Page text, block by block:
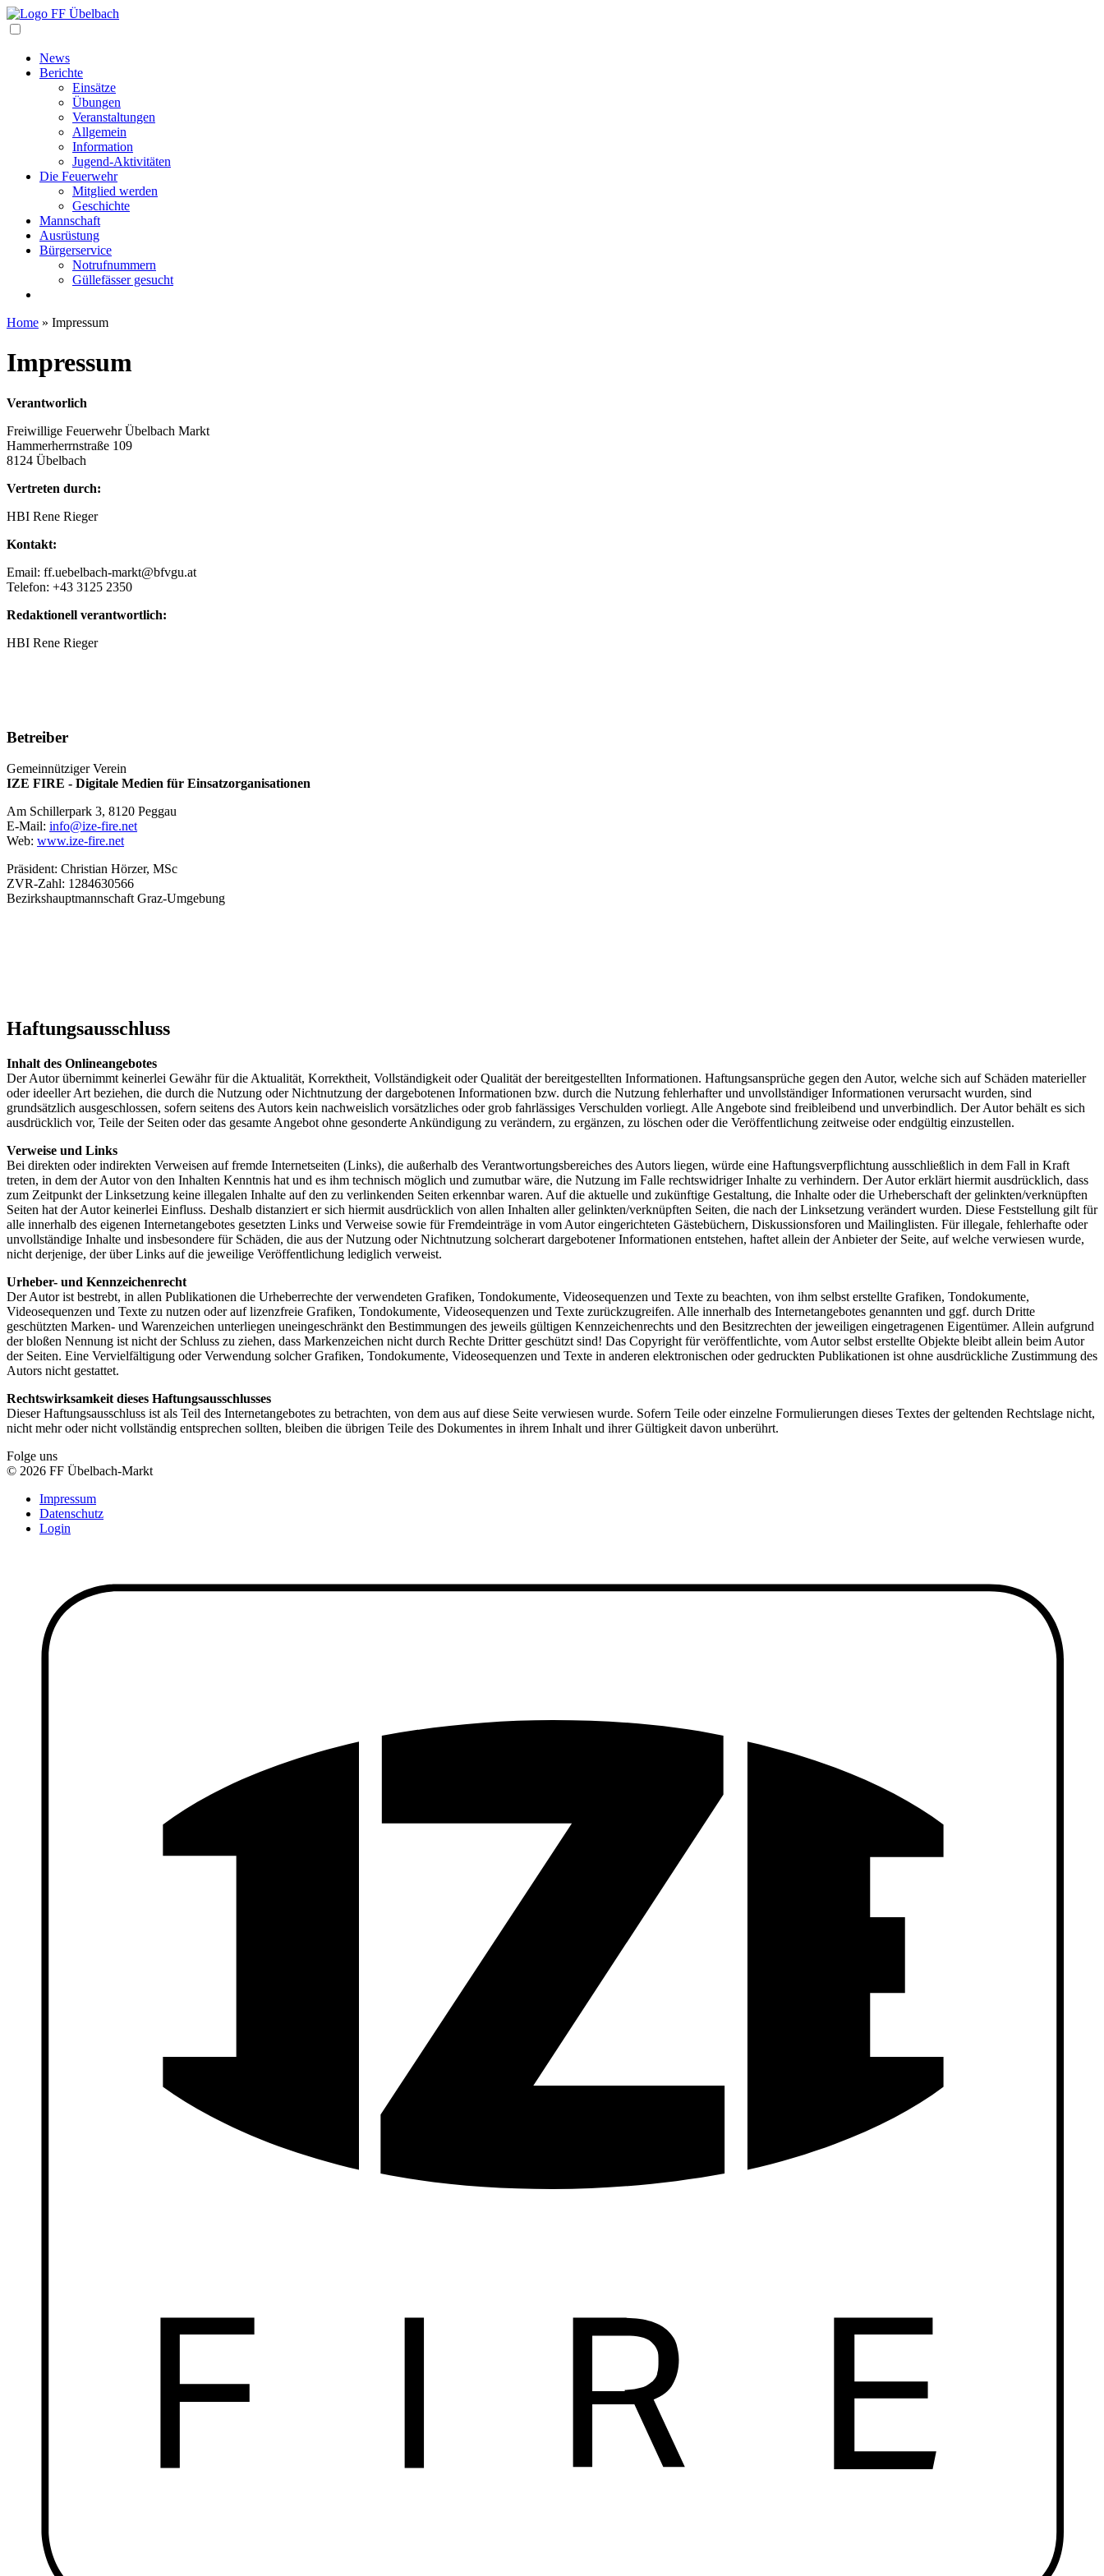
News
Berichte
Einsätze
Übungen
Veranstaltungen
Allgemein
Information
Jugend-Aktivitäten
Die Feuerwehr
Mitglied werden
Geschichte
Mannschaft
Ausrüstung
Bürgerservice
Notrufnummern
Güllefässer gesucht
Home » Impressum
Impressum
Verantworlich
Freiwillige Feuerwehr Übelbach Markt
Hammerherrnstraße 109
8124 Übelbach
Vertreten durch:
HBI Rene Rieger
Kontakt:
Email: ff.uebelbach-markt@bfvgu.at
Telefon: +43 3125 2350
Redaktionell verantwortlich:
HBI Rene Rieger
Betreiber
Gemeinnütziger Verein
IZE FIRE - Digitale Medien für Einsatzorganisationen
Am Schillerpark 3, 8120 Peggau
E-Mail: info@ize-fire.net
Web: www.ize-fire.net
Präsident: Christian Hörzer, MSc
ZVR-Zahl: 1284630566
Bezirkshauptmannschaft Graz-Umgebung
Haftungsausschluss
Inhalt des Onlineangebotes
Der Autor übernimmt keinerlei Gewähr für die Aktualität, Korrektheit, Vollständigkeit oder Qualität der bereitgestellten Informationen. Haftungsansprüche gegen den Autor, welche sich auf Schäden materieller
oder ideeller Art beziehen, die durch die Nutzung oder Nichtnutzung der dargebotenen Informationen bzw. durch die Nutzung fehlerhafter und unvollständiger Informationen verursacht wurden, sind
grundsätzlich ausgeschlossen, sofern seitens des Autors kein nachweislich vorsätzliches oder grob fahrlässiges Verschulden vorliegt. Alle Angebote sind freibleibend und unverbindlich. Der Autor behält es sich
ausdrücklich vor, Teile der Seiten oder das gesamte Angebot ohne gesonderte Ankündigung zu verändern, zu ergänzen, zu löschen oder die Veröffentlichung zeitweise oder endgültig einzustellen.
Verweise und Links
Bei direkten oder indirekten Verweisen auf fremde Internetseiten (Links), die außerhalb des Verantwortungsbereiches des Autors liegen, würde eine Haftungsverpflichtung ausschließlich in dem Fall in Kraft
treten, in dem der Autor von den Inhalten Kenntnis hat und es ihm technisch möglich und zumutbar wäre, die Nutzung im Falle rechtswidriger Inhalte zu verhindern. Der Autor erklärt hiermit ausdrücklich, dass
zum Zeitpunkt der Linksetzung keine illegalen Inhalte auf den zu verlinkenden Seiten erkennbar waren. Auf die aktuelle und zukünftige Gestaltung, die Inhalte oder die Urheberschaft der gelinkten/verknüpften
Seiten hat der Autor keinerlei Einfluss. Deshalb distanziert er sich hiermit ausdrücklich von allen Inhalten aller gelinkten/verknüpften Seiten, die nach der Linksetzung verändert wurden. Diese Feststellung gilt für
alle innerhalb des eigenen Internetangebotes gesetzten Links und Verweise sowie für Fremdeinträge in vom Autor eingerichteten Gästebüchern, Diskussionsforen und Mailinglisten. Für illegale, fehlerhafte oder
unvollständige Inhalte und insbesondere für Schäden, die aus der Nutzung oder Nichtnutzung solcherart dargebotener Informationen entstehen, haftet allein der Anbieter der Seite, auf welche verwiesen wurde,
nicht derjenige, der über Links auf die jeweilige Veröffentlichung lediglich verweist.
Urheber- und Kennzeichenrecht
Der Autor ist bestrebt, in allen Publikationen die Urheberrechte der verwendeten Grafiken, Tondokumente, Videosequenzen und Texte zu beachten, von ihm selbst erstellte Grafiken, Tondokumente,
Videosequenzen und Texte zu nutzen oder auf lizenzfreie Grafiken, Tondokumente, Videosequenzen und Texte zurückzugreifen. Alle innerhalb des Internetangebotes genannten und ggf. durch Dritte
geschützten Marken- und Warenzeichen unterliegen uneingeschränkt den Bestimmungen des jeweils gültigen Kennzeichenrechts und den Besitzrechten der jeweiligen eingetragenen Eigentümer. Allein aufgrund
der bloßen Nennung ist nicht der Schluss zu ziehen, dass Markenzeichen nicht durch Rechte Dritter geschützt sind! Das Copyright für veröffentlichte, vom Autor selbst erstellte Objekte bleibt allein beim Autor
der Seiten. Eine Vervielfältigung oder Verwendung solcher Grafiken, Tondokumente, Videosequenzen und Texte in anderen elektronischen oder gedruckten Publikationen ist ohne ausdrückliche Zustimmung des
Autors nicht gestattet.
Rechtswirksamkeit dieses Haftungsausschlusses
Dieser Haftungsausschluss ist als Teil des Internetangebotes zu betrachten, von dem aus auf diese Seite verwiesen wurde. Sofern Teile oder einzelne Formulierungen dieses Textes der geltenden Rechtslage nicht,
nicht mehr oder nicht vollständig entsprechen sollten, bleiben die übrigen Teile des Dokumentes in ihrem Inhalt und ihrer Gültigkeit davon unberührt.
Folge uns
© 2026 FF Übelbach-Markt
Impressum
Datenschutz
Login